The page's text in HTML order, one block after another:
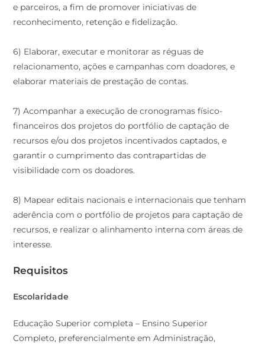
e parceiros, a fim de promover iniciativas de
reconhecimento, retenção e fidelização.
6) Elaborar, executar e monitorar as réguas de
relacionamento, ações e campanhas com doadores, e
elaborar materiais de prestação de contas.
7) Acompanhar a execução de cronogramas físico-
financeiros dos projetos do portfólio de captação de
recursos e/ou dos projetos incentivados captados, e
garantir o cumprimento das contrapartidas de
visibilidade com os doadores.
8) Mapear editais nacionais e internacionais que tenham
aderência com o portfólio de projetos para captação de
recursos, e realizar o alinhamento interna com áreas de
interesse.
Requisitos
Escolaridade
Educação Superior completa – Ensino Superior
Completo, preferencialmente em Administração,